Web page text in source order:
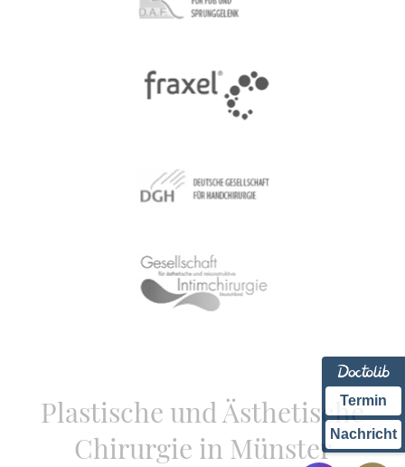
Termin
Nachricht
Plastische und Ästhetische
Chirurgie in Münster